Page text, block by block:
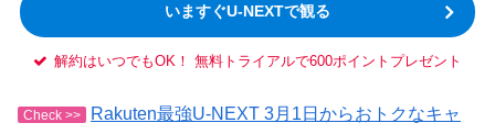
いますぐU-NEXTで観る
解約はいつでもOK！ 無料トライアルで600ポイントプレゼント
Check >>
Rakuten最強U-NEXT 3月1日からおトクなキャ